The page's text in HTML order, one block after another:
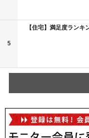
5
【住宅】満足度ラン